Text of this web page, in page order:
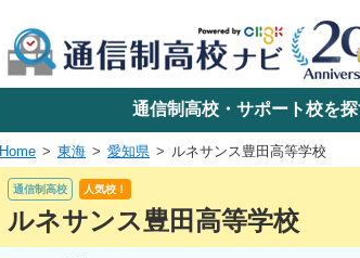
学校名で探す
通信制高校・サポート校を
Home 東海 愛知県 ルネサンス豊田高等学校
通信制高校 人気校！
ルネサンス豊田高等学校